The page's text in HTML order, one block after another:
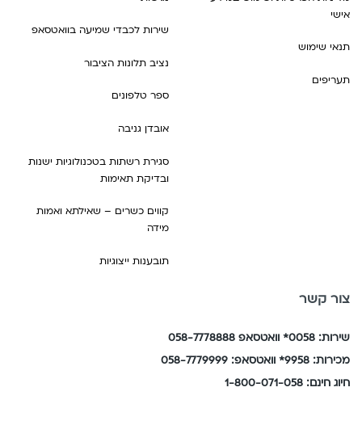
אישי
תנאי שימוש
תעריפים
שירות לכבדי שמיעה בוואטסאפ
נציב תלונות הציבור
ספר טלפונים
אובדן גניבה
סגירת רשתות בטכנולוגיות ישנות
ובדיקת תאימות
קווים כשרים – שאילתא ואמות
מידה
תובענות ייצוגיות
צור קשר
שירות: 0058* וואטסאפ 058-7778888
מכירות: 9958* וואטסאפ: 058-7779999
חיוג חינם: 1-800-071-058